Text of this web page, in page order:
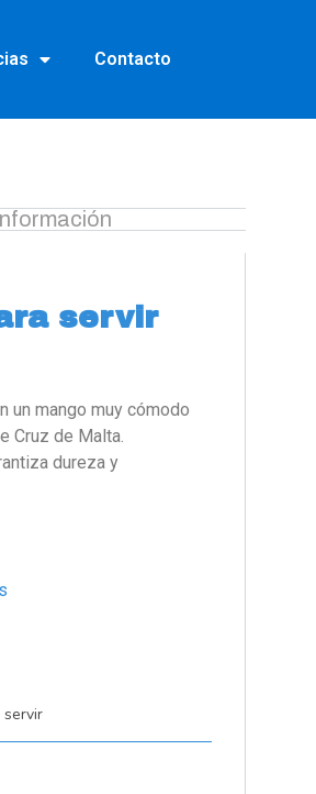
Contacto
servir
un mango muy cómodo
Cruz de Malta.
dureza y
servir